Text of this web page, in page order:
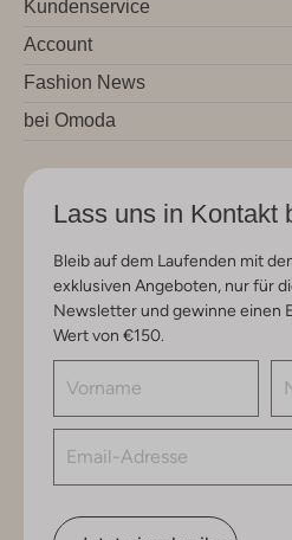
Kundenservice
Account
Fashion News
bei Omoda
Lass uns in Kontakt
Bleib auf dem Laufenden mit
exklusiven Angeboten, nur für
Newsletter und gewinne einen
Wert von €150.